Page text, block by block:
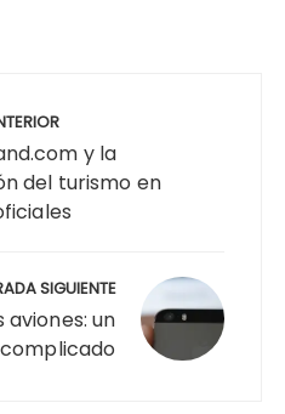
y la
del turismo en
SIGUIENTE
aviones: un